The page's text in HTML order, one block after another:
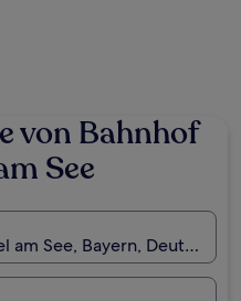
von Bahnhof
See
am See, Bayern,